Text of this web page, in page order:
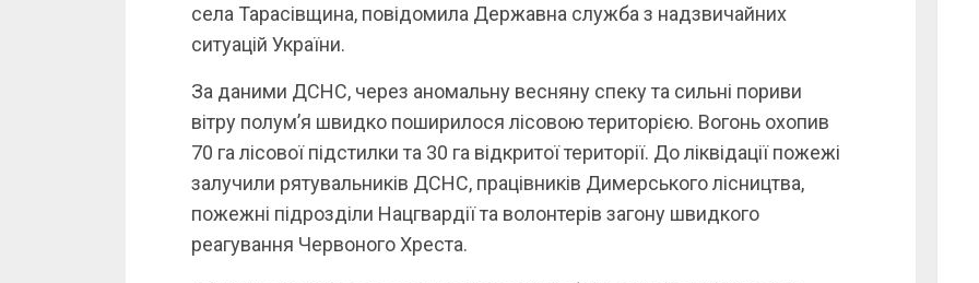
села Тарасівщина, повідомила Державна служба з надзвичайних
ситуацій України.
За даними ДСНС, через аномальну весняну спеку та сильні пориви
вітру полумʼя швидко поширилося лісовою територією. Вогонь охопив
70 га лісової підстилки та 30 га відкритої території. До ліквідації пожежі
залучили рятувальників ДСНС, працівників Димерського лісництва,
пожежні підрозділи Нацгвардії та волонтерів загону швидкого
реагування Червоного Хреста.